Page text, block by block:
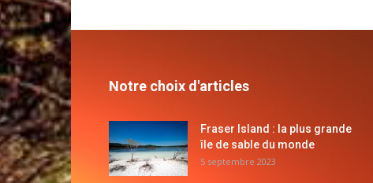
Notre choix d'articles
Fraser Island : la plus grande
île de sable du monde
5 septembre 2023